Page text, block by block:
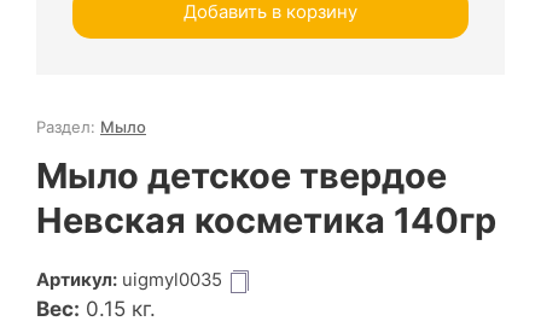
Добавить в корзину
Раздел: Мыло
Мыло детское твердое
Невская косметика 140гр
Артикул: uigmyl0035
Вес: 0.15 кг.